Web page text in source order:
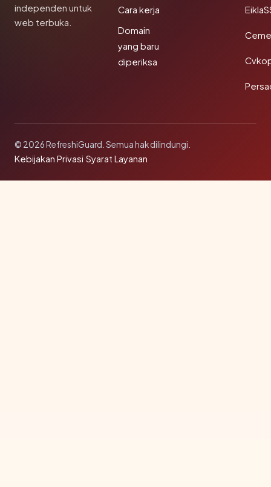
independen untuk
web terbuka.
Cara kerja
Domain
yang baru
diperiksa
© 2026 RefreshiGuard. Semua hak dilindungi.
Kebijakan Privasi·Syarat Layanan